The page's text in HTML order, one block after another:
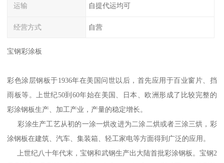
运输 自提代运均可
经营方式 自营
宝钢彩涂板
彩色涂层钢板于1936年在美国问世以后，首先应用于百业窗片、挡
雨板等。上世纪50到60年始在美国、日本、欧洲形成了比较完整的
彩涂钢板生产、加工产业，产量的稳定增长。
彩涂生产工艺从初的一涂一烘改进为二涂二烘或者三涂三烘，彩
涂钢板在建筑、汽车、集装箱、轻工家电等方面得到广泛的应用。
上世纪八十年代末，宝钢和武钢生产出大陆首批彩涂钢板。宝钢2